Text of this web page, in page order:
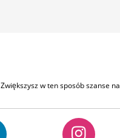
w ten sposób szanse na